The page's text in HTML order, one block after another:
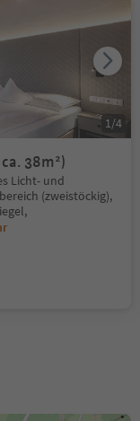
38m²)
Licht- und
(zweistöckig),
1 /4